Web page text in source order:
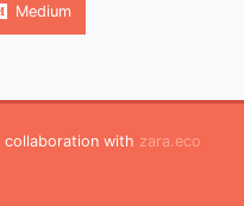
Medium
with zara.eco